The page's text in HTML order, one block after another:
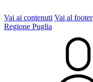
Vai ai contenuti Vai al footer
Regione Puglia